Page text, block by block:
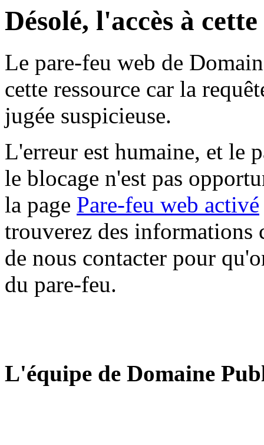
Désolé, l'accès à
Le pare-feu web de
cette ressource car la
jugée suspicieuse.
L'erreur est humaine, et le
le blocage n'est pas
la page Pare-feu web activé
trouverez des informations
de nous contacter pour
du pare-feu.
L'équipe de Domaine